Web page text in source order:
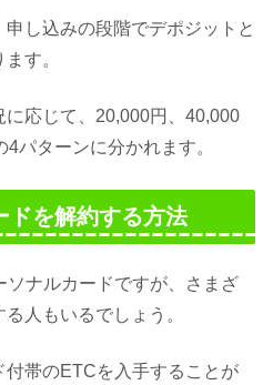
し込みの段階でデポジットと
す。
応じて、20,000円、40,000
パターンに分かれます。
ドを解約する方法
ナルカードですが、さまざ
人もいるでしょう。
帯のETCを入手することが